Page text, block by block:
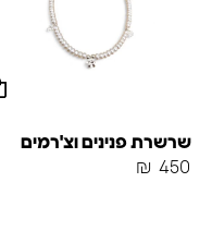
שרשרת פנינים וצ'רמים
₪ 450